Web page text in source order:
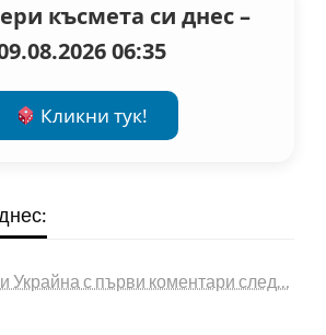
късмета си днес –
06:35
Кликни тук!
Украйна с първи коментари след…